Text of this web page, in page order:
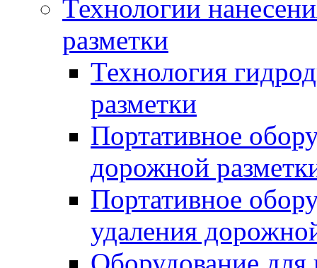
Технологии
разметки
Технология
разметки
Портативное
дорожной
Портативное
удаления